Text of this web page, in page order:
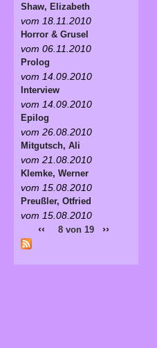
Shaw, Elizabeth
vom 18.11.2010
Horror & Grusel
vom 06.11.2010
Prolog
vom 14.09.2010
Interview
vom 14.09.2010
Epilog
vom 26.08.2010
Mitgutsch, Ali
vom 21.08.2010
Klemke, Werner
vom 15.08.2010
Preußler, Otfried
vom 15.08.2010
‹‹ 8 von 19 ››